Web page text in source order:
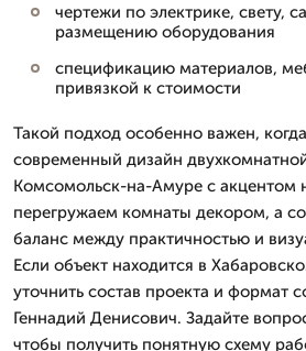
чертежи по электрике, свету,
размещению оборудования
спецификацию материалов,
привязкой к стоимости
Такой подход особенно важен,
современный дизайн
Комсомольск-на-Амуре с акцентом
перегружаем комнаты декором, а
баланс между практичностью и
Если объект находится в
уточнить состав проекта и формат
Геннадий Денисович. Задайте
чтобы получить понятную схему